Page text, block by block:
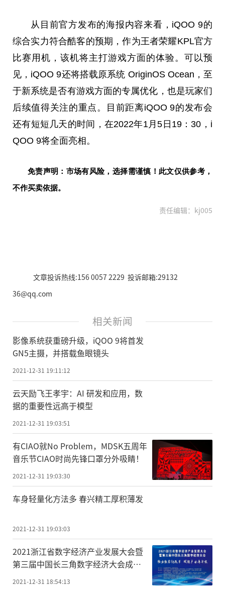
从目前官方发布的海报内容来看，iQOO 9的
综合实力符合酷客的预期，作为王者荣耀KPL官方
比赛用机，该机将主打游戏方面的体验。可以预
见，iQOO 9还将搭载原系统 OriginOS Ocean，至
于新系统是否有游戏方面的专属优化，也是玩家们
后续值得关注的重点。目前距离iQOO 9的发布会
还有短短几天的时间，在2022年1月5日19：30，i
QOO 9将全面亮相。
免责声明：市场有风险，选择需谨慎！此文仅供参考，
不作买卖依据。
责任编辑：kj005
文章投诉热线:156 0057 2229 投诉邮箱:29132
36@qq.com
相关新闻
影像系统获重磅升级，iQOO 9将首发
GN5主摄，并搭载鱼眼镜头
2021-12-31 19:11:12
云天励飞王孝宇：AI 研发和应用，数
据的重要性远高于模型
2021-12-31 19:03:51
有CIAO就No Problem，MDSK五周年
音乐节CIAO时尚先锋口罩分外吸睛！
2021-12-31 19:03:30
车身轻量化方法多 春兴精工厚积薄发
2021-12-31 19:03:03
2021浙江省数字经济产业发展大会暨
第三届中国长三角数字经济大会成功
召开
2021-12-31 18:54:13